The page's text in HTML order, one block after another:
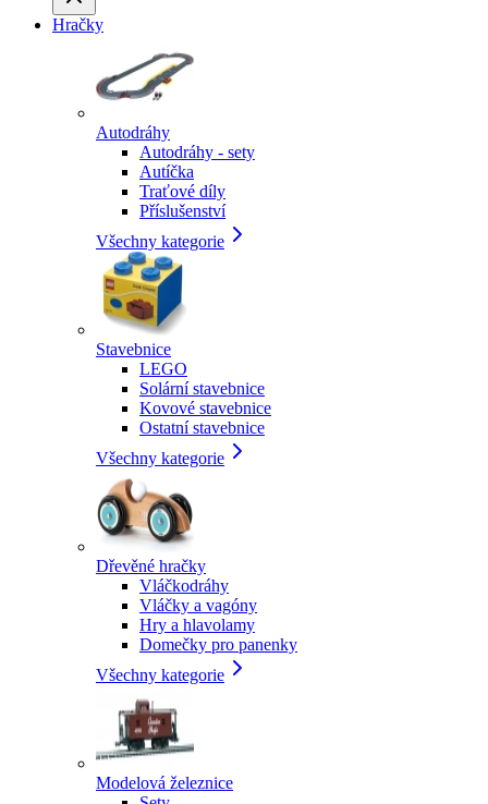
Hračky
Autodráhy
Autodráhy - sety
Autíčka
Traťové díly
Příslušenství
Všechny kategorie
Stavebnice
LEGO
Solární stavebnice
Kovové stavebnice
Ostatní stavebnice
Všechny kategorie
Dřevěné hračky
Vláčkodráhy
Vláčky a vagóny
Hry a hlavolamy
Domečky pro panenky
Všechny kategorie
Modelová železnice